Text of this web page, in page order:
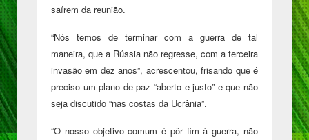
saírem da reunião.
“Nós temos de terminar com a guerra de tal
maneira, que a Rússia não regresse, com a terceira
invasão em dez anos”, acrescentou, frisando que é
preciso um plano de paz “aberto e justo” e que não
seja discutido “nas costas da Ucrânia”.
“O nosso objetivo comum é pôr fim à guerra, não